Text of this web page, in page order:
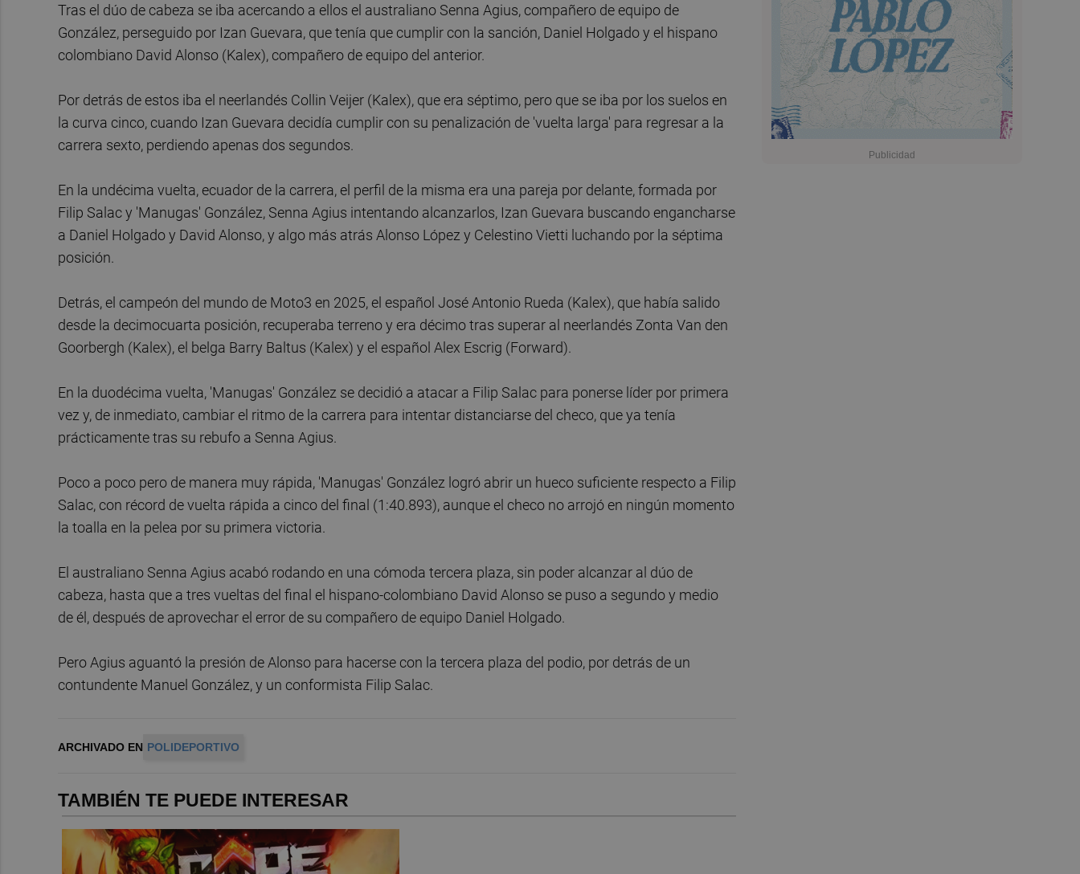
Tras el dúo de cabeza se iba acercando a ellos el australiano Senna Agius, compañero de equipo de
González, perseguido por Izan Guevara, que tenía que cumplir con la sanción, Daniel Holgado y el hispano
colombiano David Alonso (Kalex), compañero de equipo del anterior.
Por detrás de estos iba el neerlandés Collin Veijer (Kalex), que era séptimo, pero que se iba por los suelos en
la curva cinco, cuando Izan Guevara decidía cumplir con su penalización de 'vuelta larga' para regresar a la
carrera sexto, perdiendo apenas dos segundos.
En la undécima vuelta, ecuador de la carrera, el perfil de la misma era una pareja por delante, formada por
Filip Salac y 'Manugas' González, Senna Agius intentando alcanzarlos, Izan Guevara buscando engancharse
a Daniel Holgado y David Alonso, y algo más atrás Alonso López y Celestino Vietti luchando por la séptima
posición.
Detrás, el campeón del mundo de Moto3 en 2025, el español José Antonio Rueda (Kalex), que había salido
desde la decimocuarta posición, recuperaba terreno y era décimo tras superar al neerlandés Zonta Van den
Goorbergh (Kalex), el belga Barry Baltus (Kalex) y el español Alex Escrig (Forward).
En la duodécima vuelta, 'Manugas' González se decidió a atacar a Filip Salac para ponerse líder por primera
vez y, de inmediato, cambiar el ritmo de la carrera para intentar distanciarse del checo, que ya tenía
prácticamente tras su rebufo a Senna Agius.
Poco a poco pero de manera muy rápida, 'Manugas' González logró abrir un hueco suficiente respecto a Filip
Salac, con récord de vuelta rápida a cinco del final (1:40.893), aunque el checo no arrojó en ningún momento
la toalla en la pelea por su primera victoria.
El australiano Senna Agius acabó rodando en una cómoda tercera plaza, sin poder alcanzar al dúo de
cabeza, hasta que a tres vueltas del final el hispano-colombiano David Alonso se puso a segundo y medio
de él, después de aprovechar el error de su compañero de equipo Daniel Holgado.
Pero Agius aguantó la presión de Alonso para hacerse con la tercera plaza del podio, por detrás de un
contundente Manuel González, y un conformista Filip Salac.
ARCHIVADO EN POLIDEPORTIVO
TAMBIÉN TE PUEDE INTERESAR